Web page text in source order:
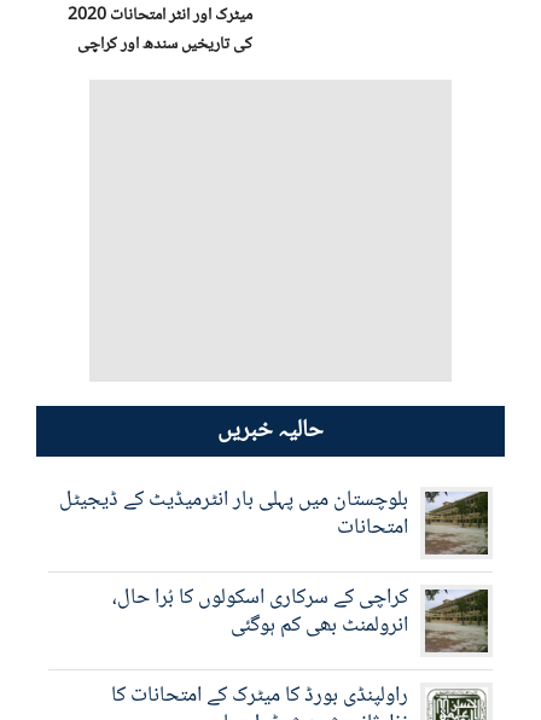
میٹرک اور انٹر امتحانات 2020
کی تاریخیں سندھ اور کراچی
بورڈ کے لئے اعلان کردی گئیں
حالیہ خبریں
بلوچستان میں پہلی بار انٹرمیڈیٹ کے ڈیجیٹل
امتحانات
کراچی کے سرکاری اسکولوں کا بُرا حال،
انرولمنٹ بھی کم ہوگئی
راولپنڈی بورڈ کا میٹرک کے امتحانات کا